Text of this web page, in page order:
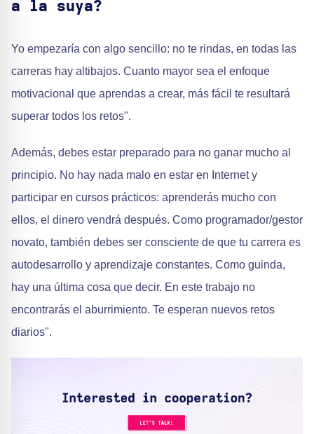
a la suya?
Yo empezaría con algo sencillo: no te rindas, en todas las
carreras hay altibajos. Cuanto mayor sea el enfoque
motivacional que aprendas a crear, más fácil te resultará
superar todos los retos".
Además, debes estar preparado para no ganar mucho al
principio. No hay nada malo en estar en Internet y
participar en cursos prácticos: aprenderás mucho con
ellos, el dinero vendrá después. Como programador/gestor
novato, también debes ser consciente de que tu carrera es
autodesarrollo y aprendizaje constantes. Como guinda,
hay una última cosa que decir. En este trabajo no
encontrarás el aburrimiento. Te esperan nuevos retos
diarios".